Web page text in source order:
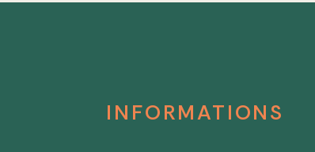
INFORMATIONS